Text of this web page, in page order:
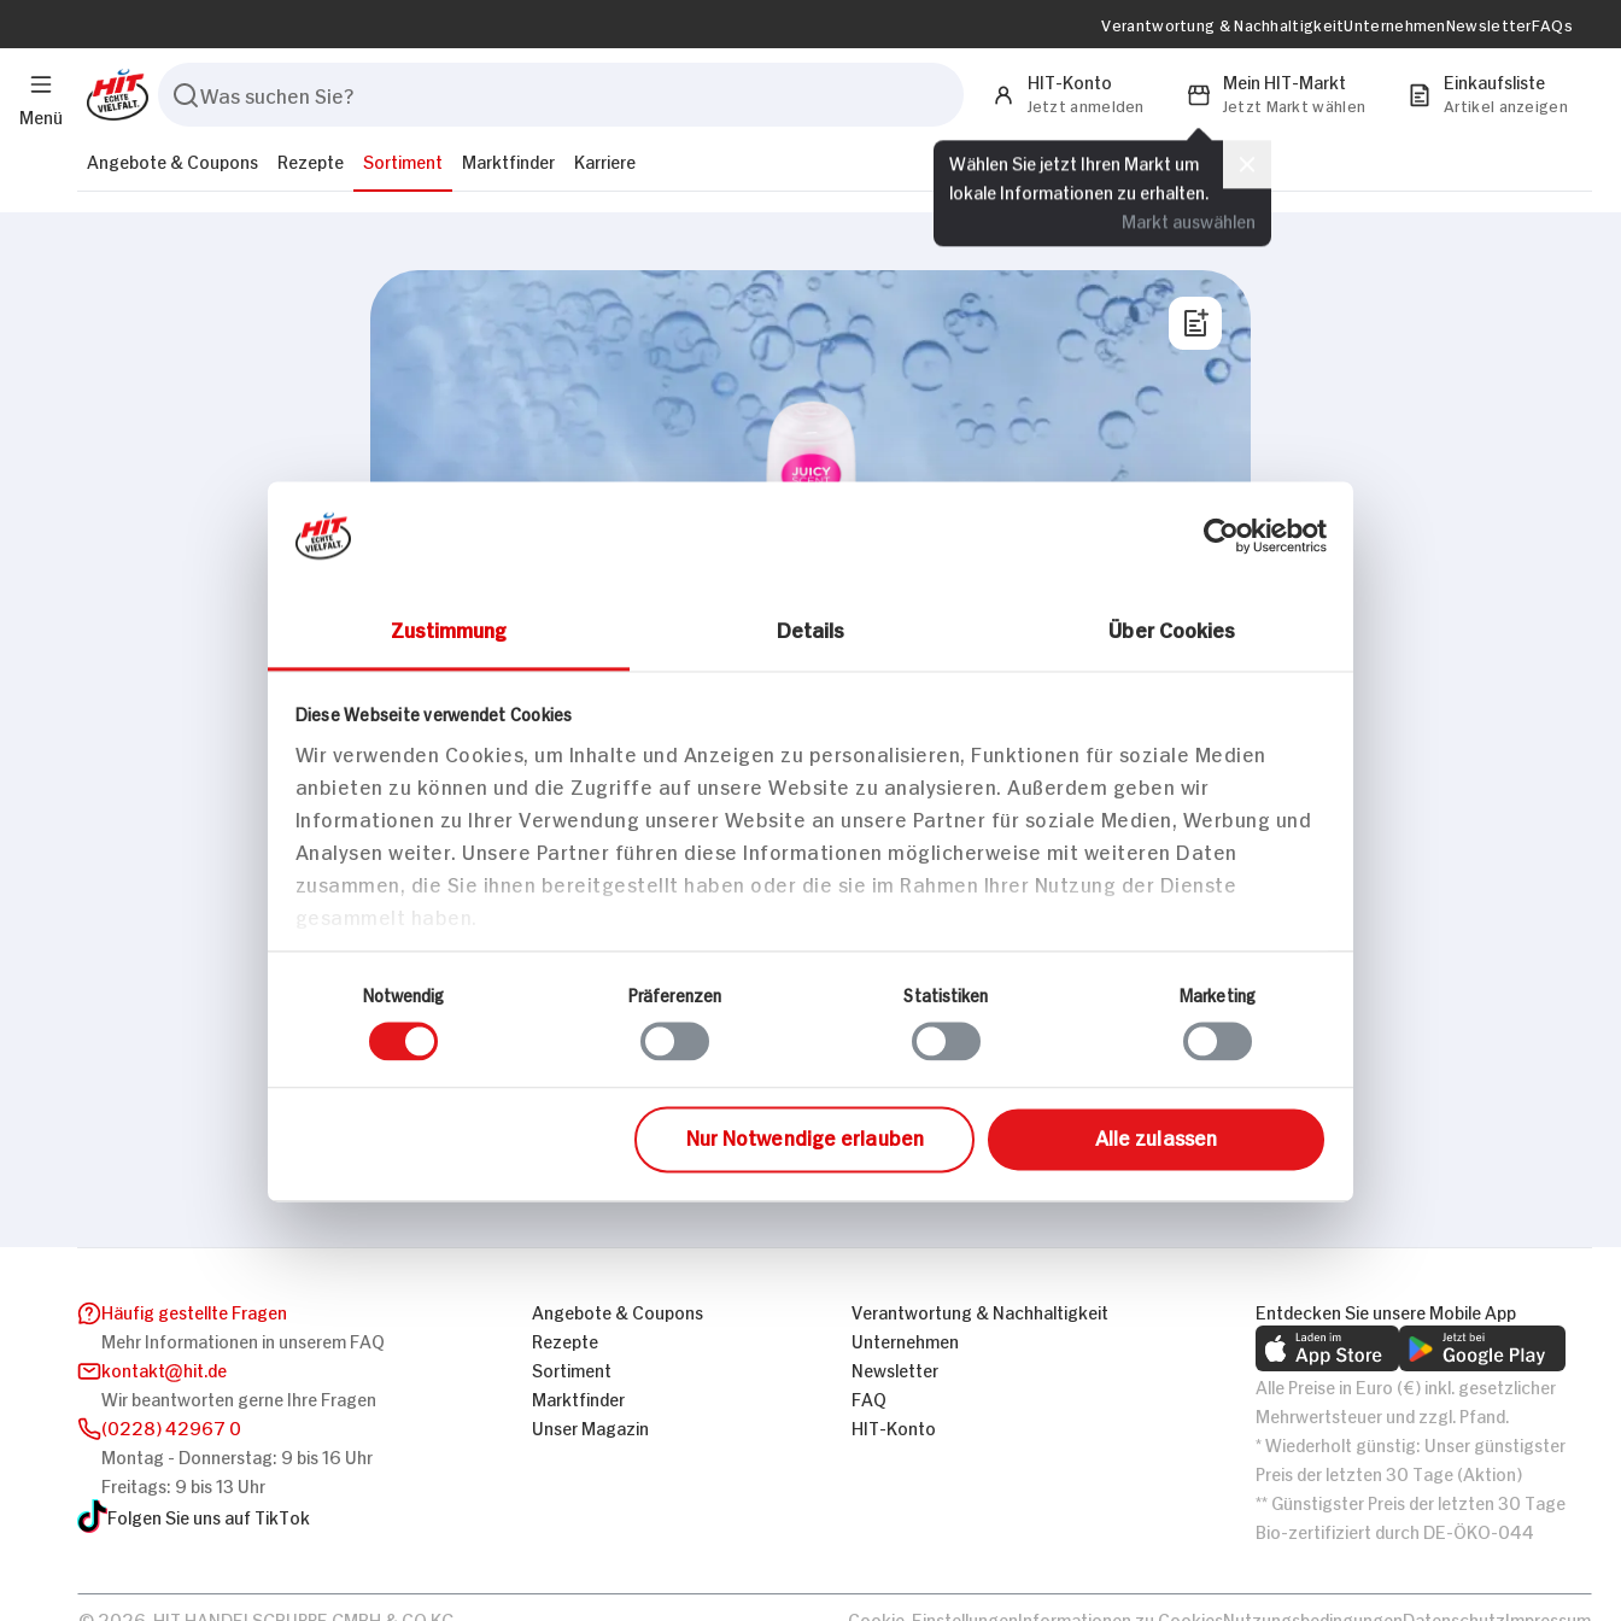
Zustimmung Details Über Cookies
Diese Webseite verwendet Cookies
Wir verwenden Cookies, um Inhalte und Anzeigen zu personalisieren, Funktionen für soziale Medien
anbieten zu können und die Zugriffe auf unsere Website zu analysieren. Außerdem geben wir
Informationen zu Ihrer Verwendung unserer Website an unsere Partner für soziale Medien, Werbung und
Analysen weiter. Unsere Partner führen diese Informationen möglicherweise mit weiteren Daten
zusammen, die Sie ihnen bereitgestellt haben oder die sie im Rahmen Ihrer Nutzung der Dienste
gesammelt haben.
Notwendig
Präferenzen Statistiken Marketing
Nur Notwendige erlauben Alle zulassen
Menü
Verantwortung & NachhaltigkeitUnternehmenNewsletterFAQs
HIT-Konto
Jetzt anmelden
Mein HIT-Markt
Jetzt Markt wählen
Wählen Sie jetzt Ihren Markt um
lokale Informationen zu erhalten.
Markt auswählen
Einkaufsliste
Artikel anzeigen
Angebote & Coupons Rezepte Sortiment Marktfinder Karriere
Drogerie & Kosmetik
essence
8ml Flasche
Zum Marktfinder
Häufig gestellte Fragen
Mehr Informationen in unserem FAQ
kontakt
hit.de
Wir beantworten gerne Ihre Fragen
(0228) 42967 0
Montag - Donnerstag: 9 bis 16 Uhr
Freitags: 9 bis 13 Uhr
Folgen Sie uns auf TikTok
Angebote & Coupons
Rezepte
Sortiment
Marktfinder
Unser Magazin
Verantwortung & Nachhaltigkeit
Unternehmen
Newsletter
FAQ
HIT-Konto
Entdecken Sie unsere Mobile App
Alle Preise in Euro (€) inkl. gesetzlicher
Mehrwertsteuer und zzgl. Pfand.
* Wiederholt günstig: Unser günstigster
Preis der letzten 30 Tage (Aktion)
** Günstigster Preis der letzten 30 Tage
Bio-zertifiziert durch DE-ÖKO-044